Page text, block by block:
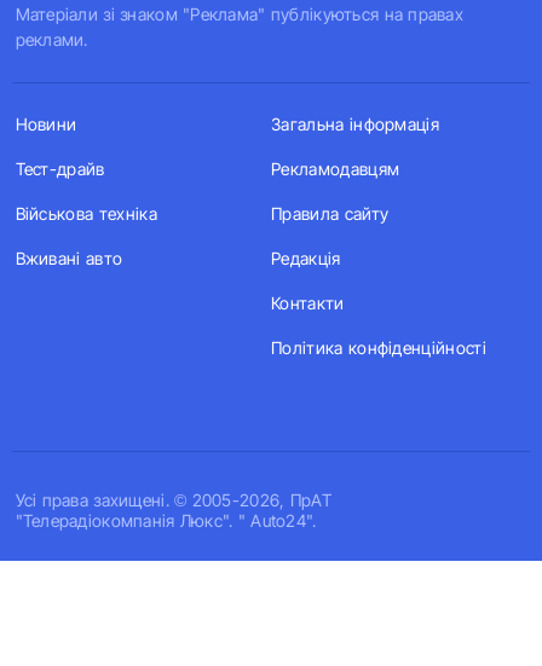
Матеріали зі знаком "Реклама" публікуються на правах
реклами.
Усi права захищенi. © 2005-2026, ПрАТ
"Телерадіокомпанія Люкс". " Auto24".
Новини
Тест-драйв
Військова техніка
Вживані авто
Загальна інформація
Рекламодавцям
Правила сайту
Редакція
Контакти
Політика конфіденційності